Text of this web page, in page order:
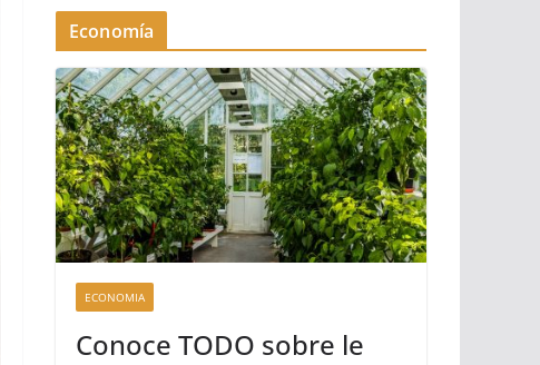
Economía
ECONOMIA
Conoce TODO sobre le